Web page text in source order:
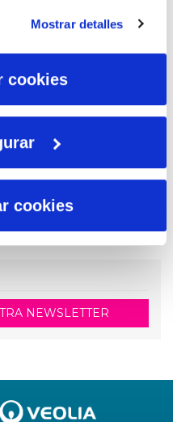
sitio web funcione y que
Puedes consultar
de Cookies
Mostrar detalles
cookies
cookies
beneficio de las
Sierra Ne...
NEWSLETTER